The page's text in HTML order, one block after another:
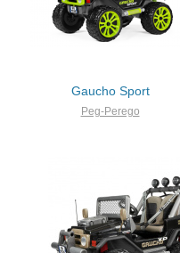
Gaucho Sport
Peg-Perego